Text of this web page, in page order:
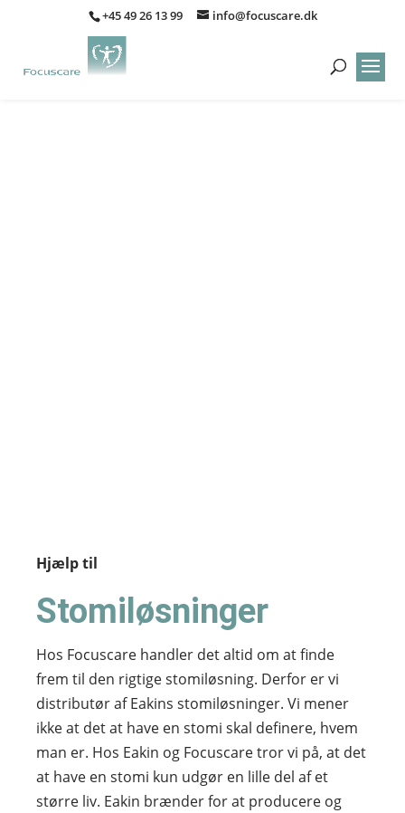
+45 49 26 13 99 info@focuscare.dk
Hjælp til
Stomiløsninger
Hos Focuscare handler det altid om at finde
frem til den rigtige stomiløsning. Derfor er vi
distributør af Eakins stomiløsninger. Vi mener
ikke at det at have en stomi skal definere, hvem
man er. Hos Eakin og Focuscare tror vi på, at det
at have en stomi kun udgør en lille del af et
større liv. Eakin brænder for at producere og